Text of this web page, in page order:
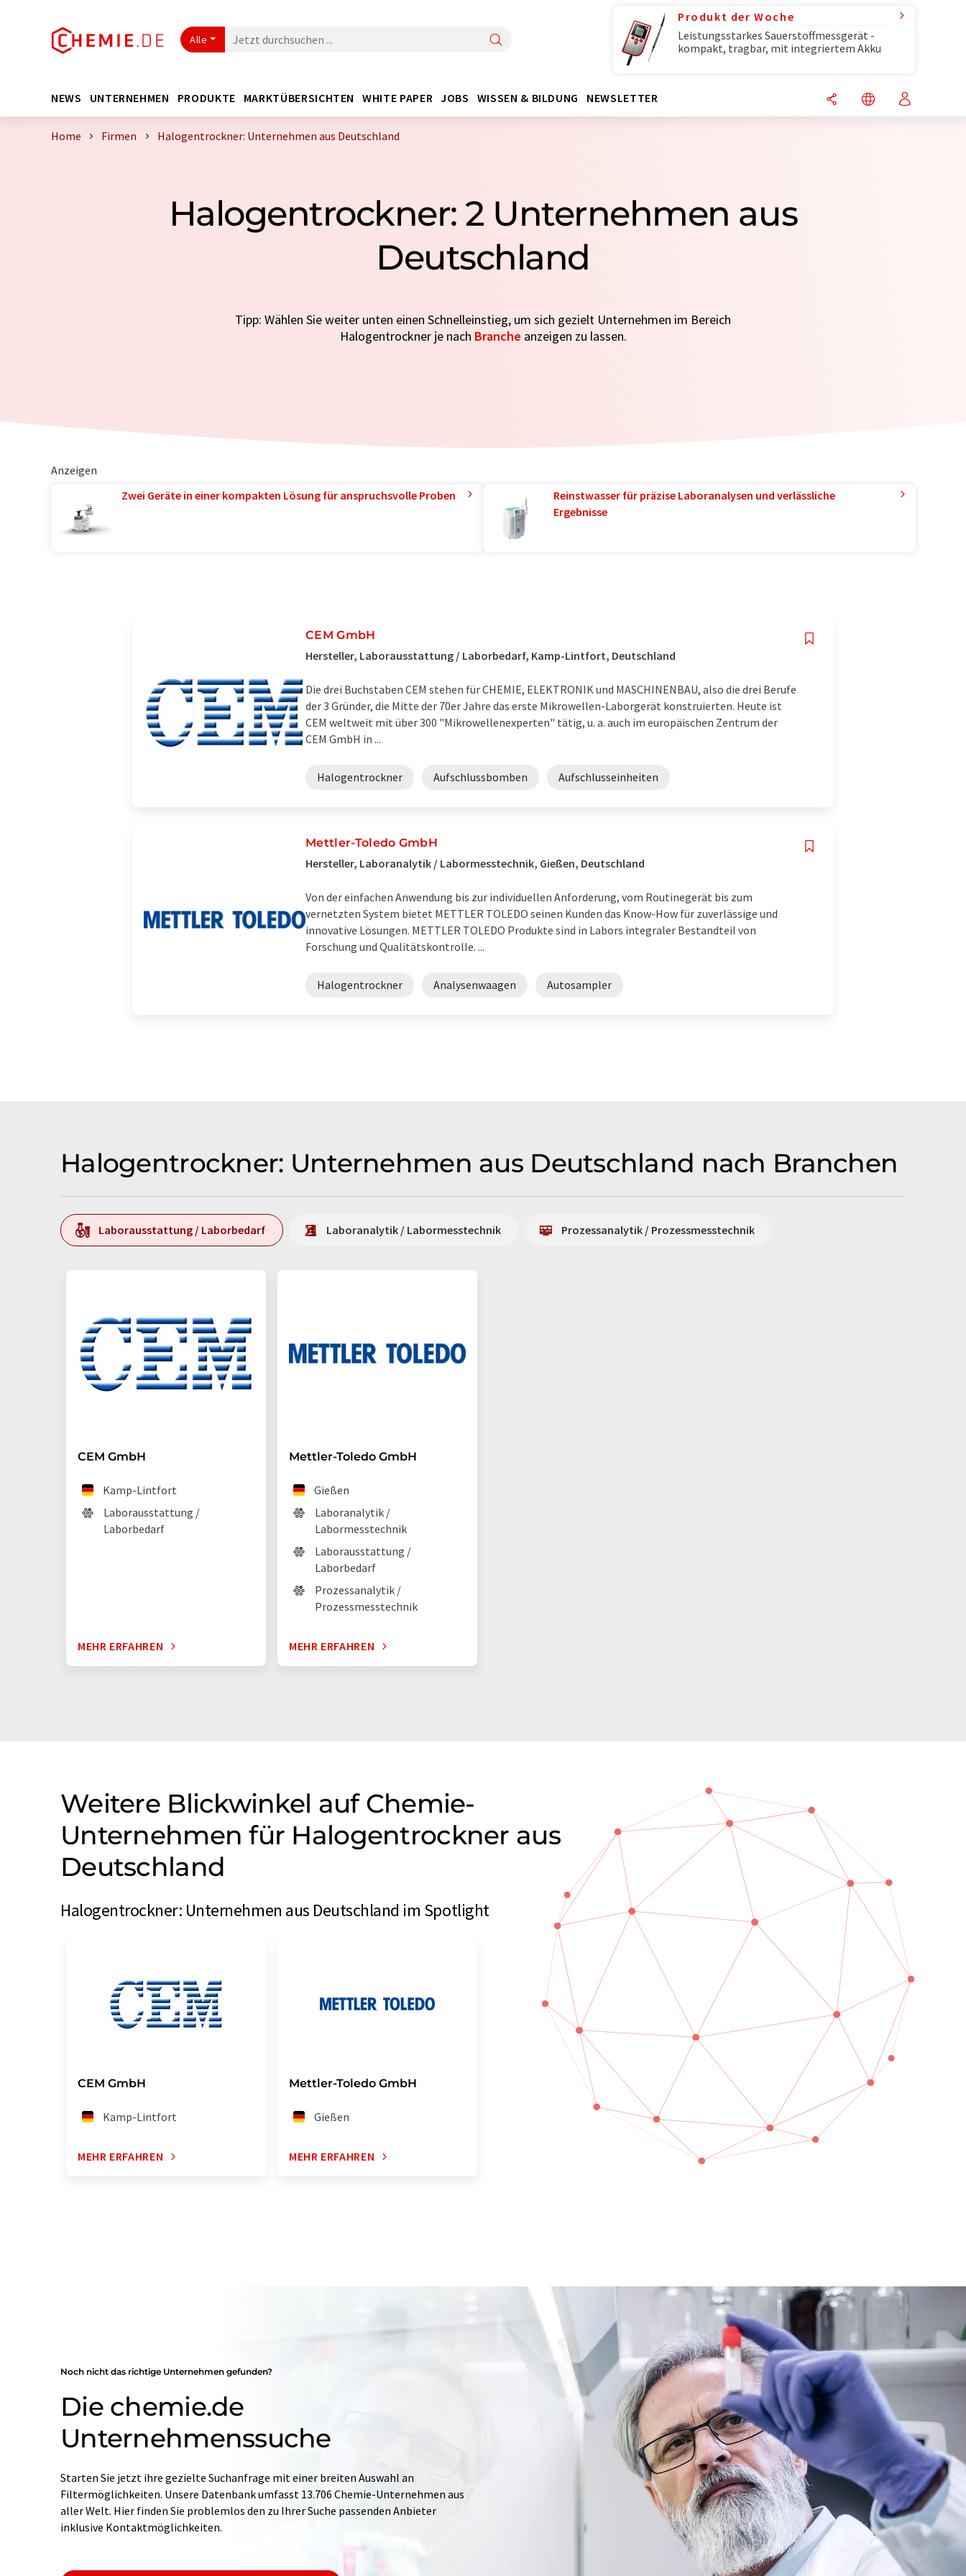
Alle
Produkt der Woche
Leistungsstarkes Sauerstoffmessgerät -
kompakt, tragbar, mit integriertem Akku
NEWS UNTERNEHMEN PRODUKTE MARKTÜBERSICHTEN WHITE PAPER JOBS WISSEN & BILDUNG NEWSLETTER
Home Firmen Halogentrockner: Unternehmen aus Deutschland
Halogentrockner: 2 Unternehmen aus
Deutschland
Tipp: Wählen Sie weiter unten einen Schnelleinstieg, um sich gezielt Unternehmen im Bereich
Halogentrockner je nach Branche anzeigen zu lassen.
Anzeigen
Zwei Geräte in einer kompakten Lösung für anspruchsvolle Proben
Reinstwasser für präzise Laboranalysen und verlässliche
Ergebnisse
CEM GmbH
Hersteller, Laborausstattung / Laborbedarf, Kamp-Lintfort, Deutschland
Die drei Buchstaben CEM stehen für CHEMIE, ELEKTRONIK und MASCHINENBAU, also die drei Berufe
der 3 Gründer, die Mitte der 70er Jahre das erste Mikrowellen-Laborgerät konstruierten. Heute ist
CEM weltweit mit über 300 "Mikrowellenexperten" tätig, u. a. auch im europäischen Zentrum der
CEM GmbH in ...
Halogentrockner Aufschlussbomben Aufschlusseinheiten
Mettler-Toledo GmbH
Hersteller, Laboranalytik / Labormesstechnik, Gießen, Deutschland
Von der einfachen Anwendung bis zur individuellen Anforderung, vom Routinegerät bis zum
vernetzten System bietet METTLER TOLEDO seinen Kunden das Know-How für zuverlässige und
innovative Lösungen. METTLER TOLEDO Produkte sind in Labors integraler Bestandteil von
Forschung und Qualitätskontrolle. ...
Halogentrockner Analysenwaagen Autosampler
Halogentrockner: Unternehmen aus Deutschland nach Branchen
Laborausstattung / Laborbedarf Laboranalytik / Labormesstechnik Prozessanalytik / Prozessmesstechnik
CEM GmbH
Kamp-Lintfort
Laborausstattung /
Laborbedarf
MEHR ERFAHREN
Mettler-Toledo GmbH
Gießen
Laboranalytik /
Labormesstechnik
Laborausstattung /
Laborbedarf
Prozessanalytik /
Prozessmesstechnik
MEHR ERFAHREN
Weitere Blickwinkel auf Chemie-
Unternehmen für Halogentrockner aus
Deutschland
Halogentrockner: Unternehmen aus Deutschland im Spotlight
CEM GmbH
Kamp-Lintfort
MEHR ERFAHREN
Mettler-Toledo GmbH
Gießen
MEHR ERFAHREN
Noch nicht das richtige Unternehmen gefunden?
Die chemie.de
Unternehmenssuche
Starten Sie jetzt ihre gezielte Suchanfrage mit einer breiten Auswahl an
Filtermöglichkeiten. Unsere Datenbank umfasst 13.706 Chemie-Unternehmen aus
aller Welt. Hier finden Sie problemlos den zu Ihrer Suche passenden Anbieter
inklusive Kontaktmöglichkeiten.